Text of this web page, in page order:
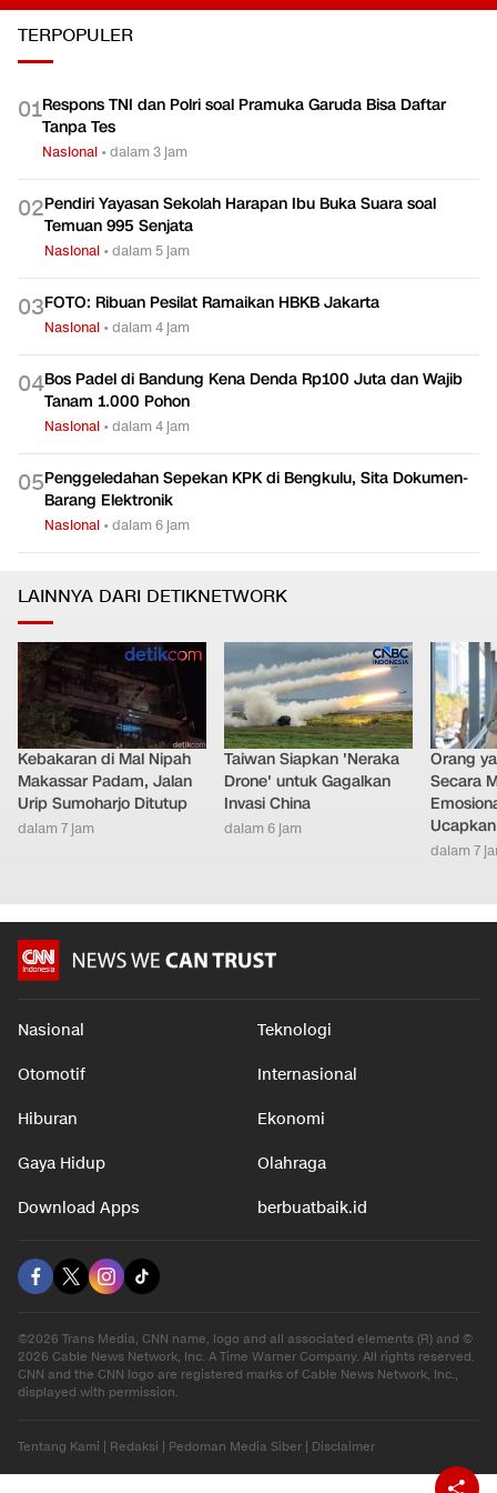
TERPOPULER
01Respons TNI dan Polri soal Pramuka Garuda Bisa Daftar
Tanpa Tes
Nasional •dalam 3 jam
02Pendiri Yayasan Sekolah Harapan Ibu Buka Suara soal
Temuan 995 Senjata
Nasional •dalam 5 jam
03FOTO: Ribuan Pesilat Ramaikan HBKB Jakarta
Nasional •dalam 4 jam
04Bos Padel di Bandung Kena Denda Rp100 Juta dan Wajib
Tanam 1.000 Pohon
Nasional •dalam 4 jam
05Penggeledahan Sepekan KPK di Bengkulu, Sita Dokumen-
Barang Elektronik
Nasional •dalam 6 jam
LAINNYA DARI DETIKNETWORK
Kebakaran di Mal Nipah
Makassar Padam, Jalan
Urip Sumoharjo Ditutup
dalam 7 jam
Taiwan Siapkan 'Neraka
Drone' untuk Gagalkan
Invasi China
dalam 6 jam
Orang
Secara
dalam 7
Nasional Teknologi
Otomotif Internasional
Hiburan Ekonomi
Gaya Hidup Olahraga
Download Apps berbuatbaik.id
©2026 Trans Media, CNN name, logo and all associated elements (R) and ©
2026 Cable News Network, Inc. A Time Warner Company. All rights reserved.
CNN and the CNN logo are registered marks of Cable News Network, Inc.,
displayed with permission.
Tentang Kami | Redaksi | Pedoman Media Siber | Disclaimer